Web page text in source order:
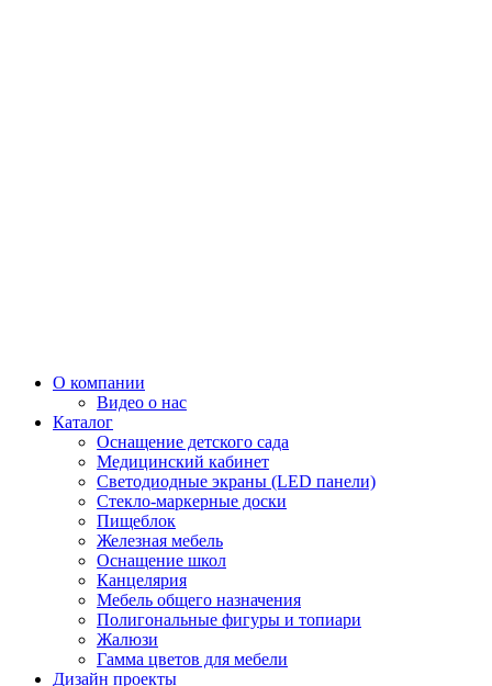
О компании
Видео о нас
Каталог
Оснащение детского сада
Медицинский кабинет
Светодиодные экраны (LED панели)
Стекло-маркерные доски
Пищеблок
Железная мебель
Оснащение школ
Канцелярия
Мебель общего назначения
Полигональные фигуры и топиари
Жалюзи
Гамма цветов для мебели
Дизайн проекты